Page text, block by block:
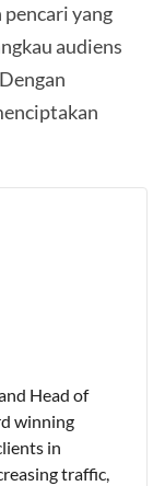
yang
audiens
Head of
winning
in
traffic,